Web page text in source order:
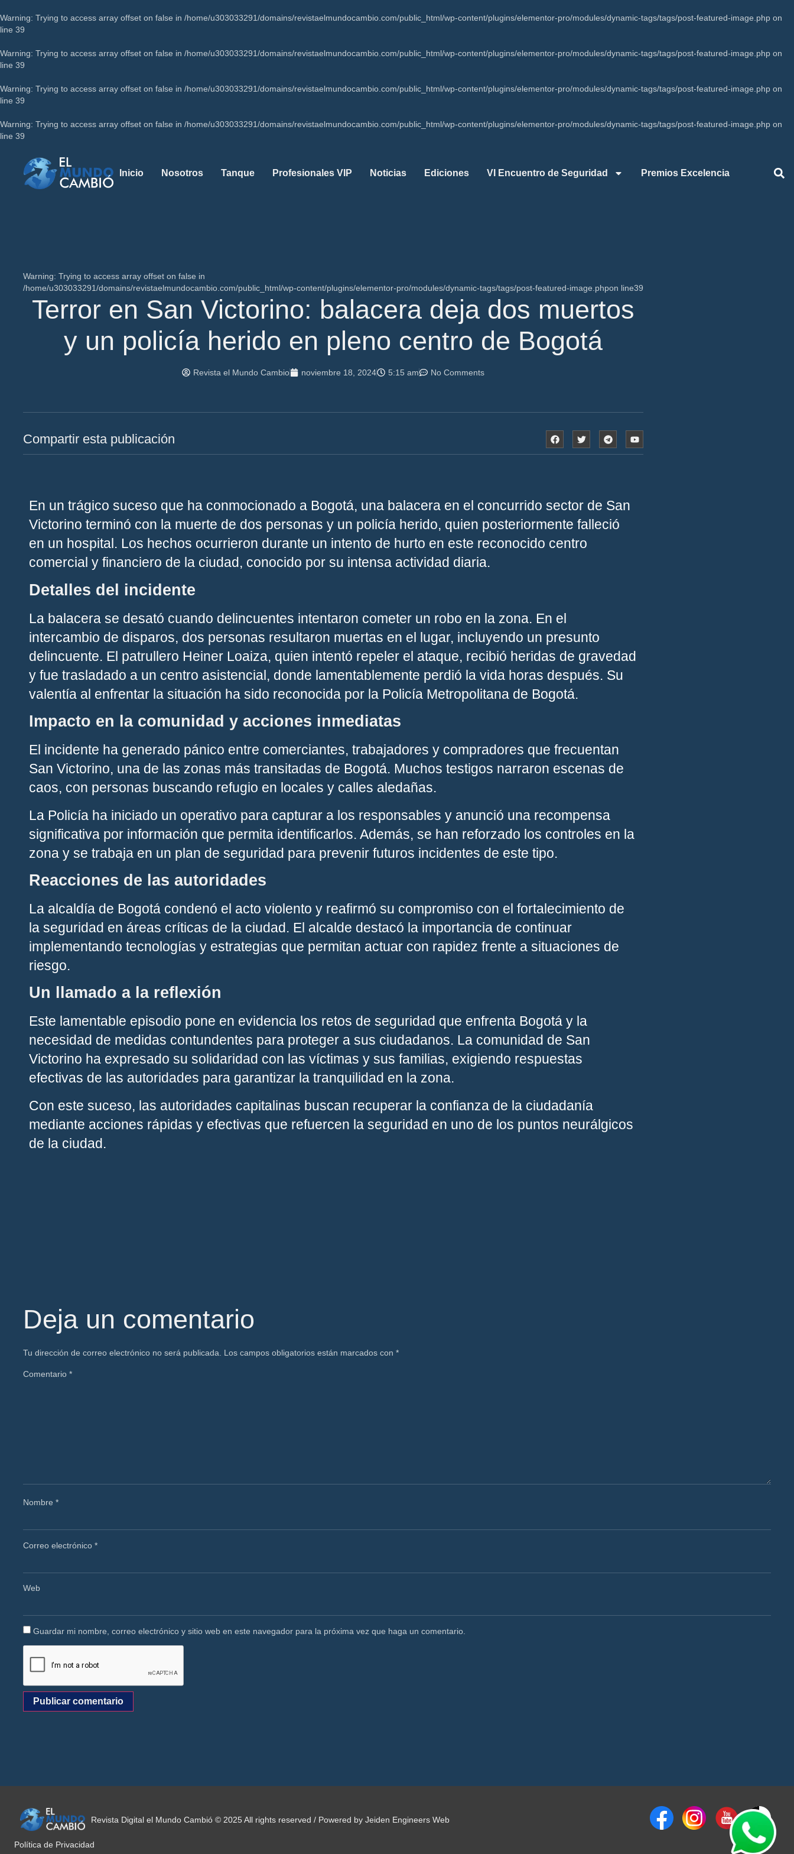
Warning: Trying to access array offset on false in /home/u303033291/domains/revistaelmundocambio.com/public_html/wp-content/plugins/elementor-pro/modules/dynamic-tags/tags/post-featured-image.php on
line 39
Warning: Trying to access array offset on false in /home/u303033291/domains/revistaelmundocambio.com/public_html/wp-content/plugins/elementor-pro/modules/dynamic-tags/tags/post-featured-image.php on
line 39
Warning: Trying to access array offset on false in /home/u303033291/domains/revistaelmundocambio.com/public_html/wp-content/plugins/elementor-pro/modules/dynamic-tags/tags/post-featured-image.php on
line 39
Warning: Trying to access array offset on false in /home/u303033291/domains/revistaelmundocambio.com/public_html/wp-content/plugins/elementor-pro/modules/dynamic-tags/tags/post-featured-image.php on
line 39
Inicio Nosotros Tanque Profesionales VIP Noticias Ediciones VI Encuentro de Seguridad Premios Excelencia
Warning: Trying to access array offset on false in
/home/u303033291/domains/revistaelmundocambio.com/public_html/wp-content/plugins/elementor-pro/modules/dynamic-tags/tags/post-featured-image.phpon line39
Terror en San Victorino: balacera deja dos muertos
y un policía herido en pleno centro de Bogotá
Revista el Mundo Cambio noviembre 18, 2024 5:15 am No Comments
Compartir esta publicación
En un trágico suceso que ha conmocionado a Bogotá, una balacera en el concurrido sector de San
Victorino terminó con la muerte de dos personas y un policía herido, quien posteriormente falleció
en un hospital. Los hechos ocurrieron durante un intento de hurto en este reconocido centro
comercial y financiero de la ciudad, conocido por su intensa actividad diaria.
Detalles del incidente
La balacera se desató cuando delincuentes intentaron cometer un robo en la zona. En el
intercambio de disparos, dos personas resultaron muertas en el lugar, incluyendo un presunto
delincuente. El patrullero Heiner Loaiza, quien intentó repeler el ataque, recibió heridas de gravedad
y fue trasladado a un centro asistencial, donde lamentablemente perdió la vida horas después. Su
valentía al enfrentar la situación ha sido reconocida por la Policía Metropolitana de Bogotá.
Impacto en la comunidad y acciones inmediatas
El incidente ha generado pánico entre comerciantes, trabajadores y compradores que frecuentan
San Victorino, una de las zonas más transitadas de Bogotá. Muchos testigos narraron escenas de
caos, con personas buscando refugio en locales y calles aledañas.
La Policía ha iniciado un operativo para capturar a los responsables y anunció una recompensa
significativa por información que permita identificarlos. Además, se han reforzado los controles en la
zona y se trabaja en un plan de seguridad para prevenir futuros incidentes de este tipo.
Reacciones de las autoridades
La alcaldía de Bogotá condenó el acto violento y reafirmó su compromiso con el fortalecimiento de
la seguridad en áreas críticas de la ciudad. El alcalde destacó la importancia de continuar
implementando tecnologías y estrategias que permitan actuar con rapidez frente a situaciones de
riesgo.
Un llamado a la reflexión
Este lamentable episodio pone en evidencia los retos de seguridad que enfrenta Bogotá y la
necesidad de medidas contundentes para proteger a sus ciudadanos. La comunidad de San
Victorino ha expresado su solidaridad con las víctimas y sus familias, exigiendo respuestas
efectivas de las autoridades para garantizar la tranquilidad en la zona.
Con este suceso, las autoridades capitalinas buscan recuperar la confianza de la ciudadanía
mediante acciones rápidas y efectivas que refuercen la seguridad en uno de los puntos neurálgicos
de la ciudad.
Deja un comentario
Tu dirección de correo electrónico no será publicada. Los campos obligatorios están marcados con*
Comentario*
Nombre*
Correo electrónico*
Web
Guardar mi nombre, correo electrónico y sitio web en este navegador para la próxima vez que haga un comentario.
Revista Digital el Mundo Cambió © 2025 All rights reserved / Powered by Jeiden Engineers Web
Política de Privacidad